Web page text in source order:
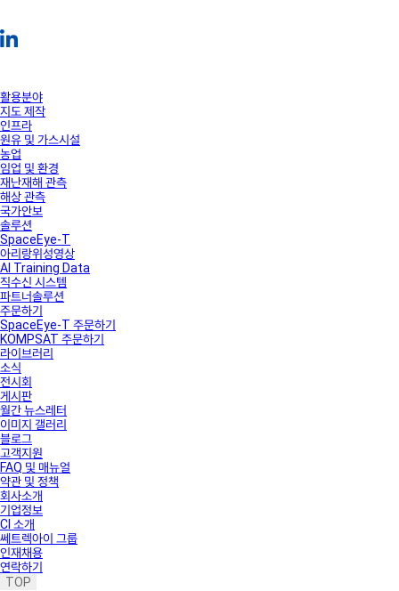
활용분야
지도 제작
인프라
원유 및 가스시설
농업
임업 및 환경
재난재해 관측
해상 관측
국가안보
솔루션
SpaceEye-T
아리랑위성영상
AI Training Data
직수신 시스템
파트너솔루션
주문하기
SpaceEye-T 주문하기
KOMPSAT 주문하기
라이브러리
소식
전시회
게시판
월간 뉴스레터
이미지 갤러리
블로그
고객지원
FAQ 및 매뉴얼
약관 및 정책
회사소개
기업정보
CI 소개
쎄트렉아이 그룹
인재채용
연락하기
TOP